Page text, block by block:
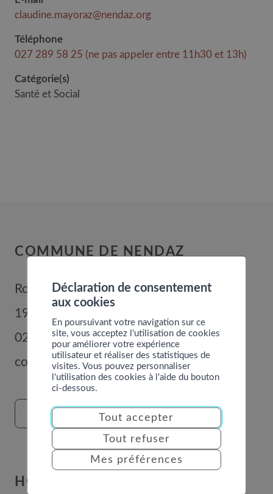
claudine.mayoraz@nendaz.org
Téléphone
027 289 58 25 (ne pas appeler entre 11h30 et 13h)
Catégorie(s)
Santé et Social
COMMUNE DE NENDAZ
Route de Nendaz 352
1996
027 289 56 00
commune@nendaz.org
FORMULAIRE DE CONTACT
HORAIRES
Déclaration de consentement
aux cookies
En poursuivant votre navigation sur ce
site, vous acceptez l'utilisation de cookies
pour améliorer votre expérience
utilisateur et réaliser des statistiques de
visites. Vous pouvez personnaliser
l'utilisation des cookies à l'aide du bouton
ci-dessous.
Tout accepter
Tout refuser
Mes préférences